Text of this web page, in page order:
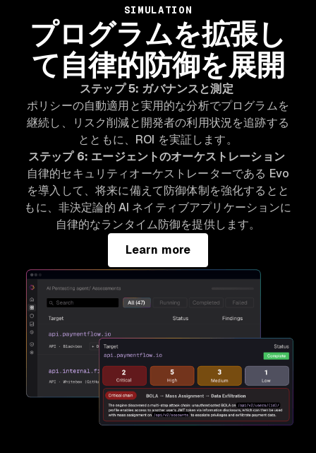
SIMULATION
プログラムを拡張し
て自律的防御を展開
ステップ 5: ガバナンスと測定
ポリシーの自動適用と実用的な分析でプログラムを
継続し、リスク削減と開発者の利用状況を追跡する
とともに、ROI を実証します。
ステップ 6: エージェントのオーケストレーション
自律的セキュリティオーケストレーターである Evo
を導入して、将来に備えて防御体制を強化するとと
もに、非決定論的 AI ネイティブアプリケーションに
自律的なランタイム防御を提供します。
Learn more